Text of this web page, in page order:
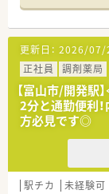
【店舗情報
■東新庄駅
り小児科
■患者様の
ドライブ
■待合室に
息つける
す。
【法人特徴
■創業か
開しなが
■近代医療
更新日： 2026/07/
正社員
調剤薬局
【富山市/開発
2分と通勤便利
方必見です◎
駅チカ 未経験可